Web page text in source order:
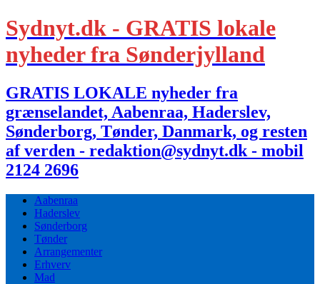
Sydnyt.dk - GRATIS lokale
nyheder fra Sønderjylland
GRATIS LOKALE nyheder fra
grænselandet, Aabenraa, Haderslev,
Sønderborg, Tønder, Danmark, og resten
af verden - redaktion@sydnyt.dk - mobil
2124 2696
Aabenraa
Haderslev
Sønderborg
Tønder
Arrangementer
Erhverv
Mad